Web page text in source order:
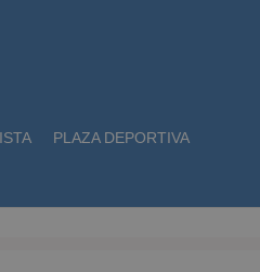
PLAZA DEPORTIVA